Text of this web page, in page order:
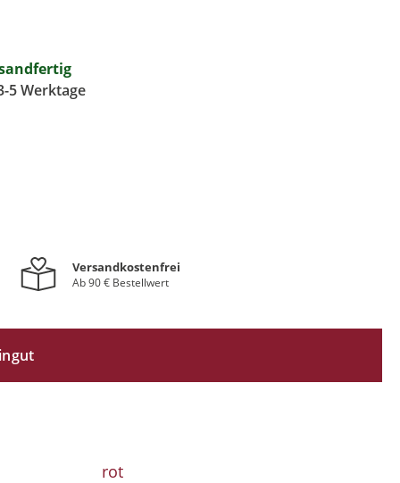
5 Werktage
Versandkostenfrei
Ab 90 € Bestellwert
rot